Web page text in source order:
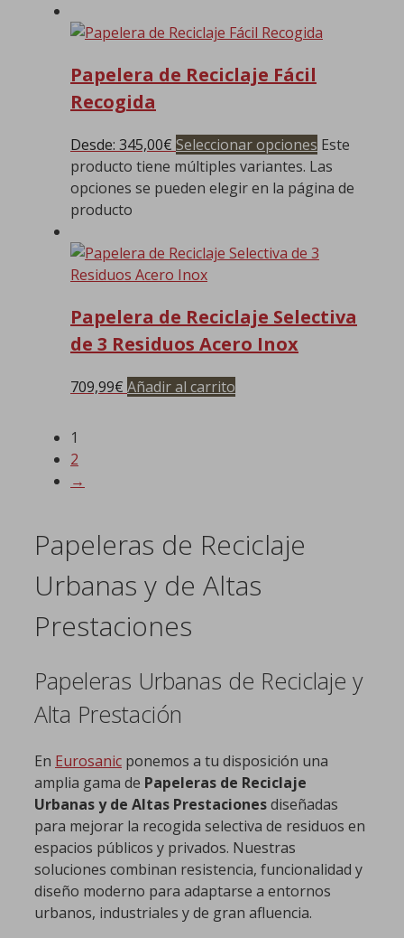
Papeleras de Reciclaje
Urbanas y de Altas
Prestaciones
Papeleras Urbanas de Reciclaje y
Alta Prestación
En Eurosanic ponemos a tu disposición una
amplia gama de Papeleras de Reciclaje
Urbanas y de Altas Prestacionesdiseñadas
para mejorar la recogida selectiva de residuos en
espacios públicos y privados. Nuestras
soluciones combinan resistencia, funcionalidad y
diseño moderno para adaptarse a entornos
urbanos, industriales y de gran afluencia.
Papelera de Reciclaje Fácil
Recogida
Desde: 345,00€ Seleccionar opciones Este
producto tiene múltiples variantes. Las
opciones se pueden elegir en la página de
producto
Papelera de Reciclaje Selectiva
de 3 Residuos Acero Inox
709,99€ Añadir al carrito
1
2
→